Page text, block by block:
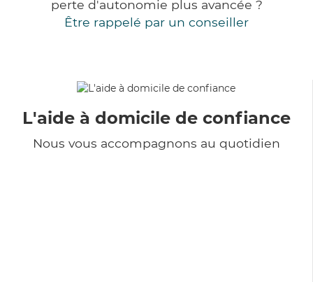
perte d'autonomie plus avancée ?
Être rappelé par un conseiller
L'aide à domicile de confiance
Nous vous accompagnons au quotidien